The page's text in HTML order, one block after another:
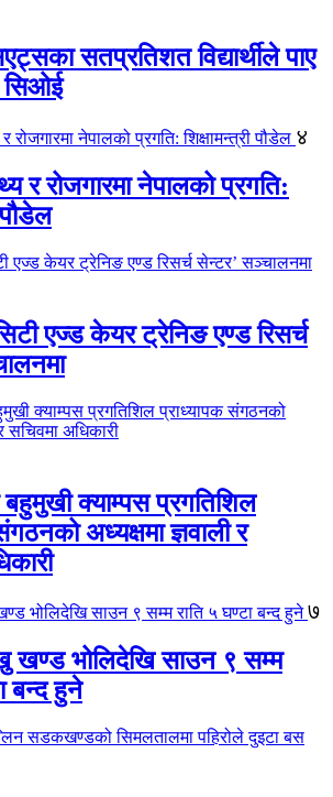
सतप्रतिशत विद्यार्थीले पाए
सिओई
४
र रोजगारमा नेपालको प्रगति:
पौडेल
एज्ड केयर ट्रेनिङ एण्ड रिसर्च
क्याम्पस प्रगतिशिल
अध्यक्षमा ज्ञवाली र
७
खण्ड भोलिदेखि साउन ९ सम्म
बन्द हुने